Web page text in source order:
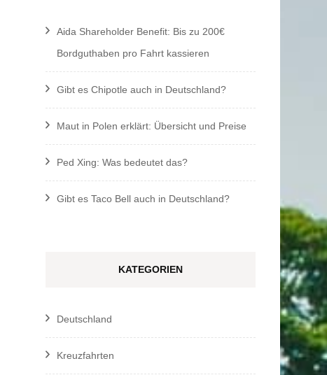
Aida Shareholder Benefit: Bis zu 200€
Bordguthaben pro Fahrt kassieren
Gibt es Chipotle auch in Deutschland?
Maut in Polen erklärt: Übersicht und Preise
Ped Xing: Was bedeutet das?
Gibt es Taco Bell auch in Deutschland?
KATEGORIEN
Deutschland
Kreuzfahrten